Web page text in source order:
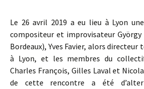
Le 26 avril 2019 a eu lieu à Lyon
compositeur et improvisateur
Bordeaux), Yves Favier, alors directeur
à Lyon, et les membres du
Charles François, Gilles Laval et
de cette rencontre a été